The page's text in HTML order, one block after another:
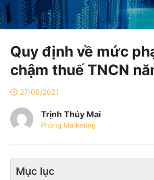
Quy định về mức
chậm thuế TNCN
27/06/2021
Trịnh Thúy Mai
Phòng Marketing
Mục lục